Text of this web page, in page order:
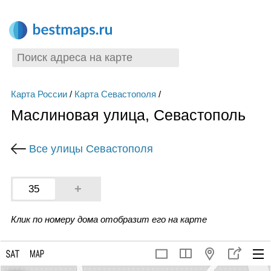
Карта России/ Карта Севастополя /
Маслиновая улица, Севастополь
Все улицы Севастополя
35 +
Клик по номеру дома отобразит его на карте